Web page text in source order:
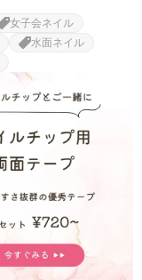
女子会ネイル
水面ネイル